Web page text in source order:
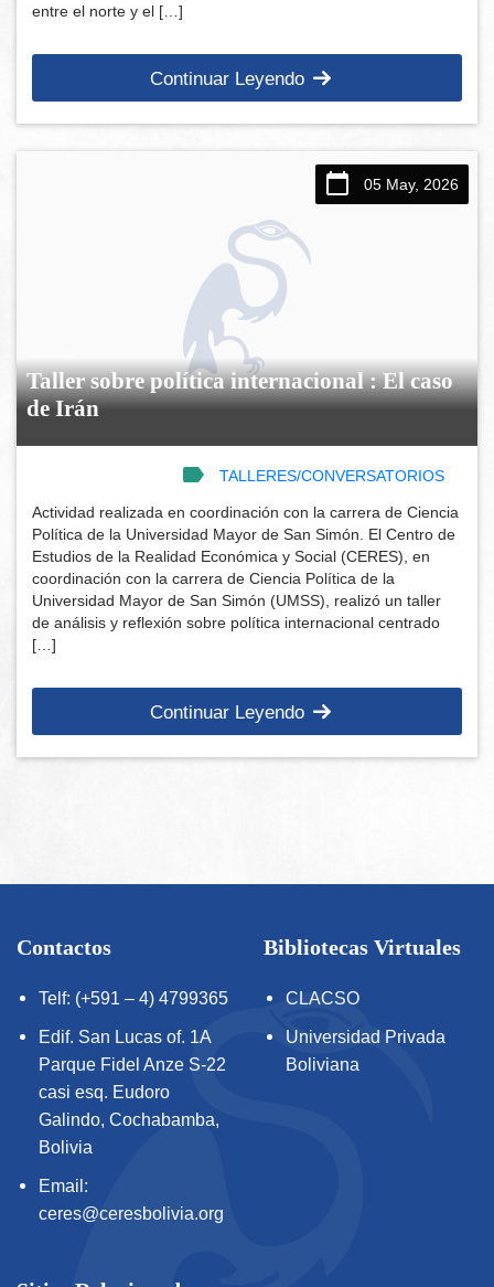
entre el norte y el […]
Continuar Leyendo
05 May, 2026
Taller sobre política internacional : El caso
de Irán
TALLERES/CONVERSATORIOS
Actividad realizada en coordinación con la carrera de Ciencia
Política de la Universidad Mayor de San Simón. El Centro de
Estudios de la Realidad Económica y Social (CERES), en
coordinación con la carrera de Ciencia Política de la
Universidad Mayor de San Simón (UMSS), realizó un taller
de análisis y reflexión sobre política internacional centrado
[…]
Continuar Leyendo
Contactos
Telf: (+591 – 4) 4799365
Edif. San Lucas of. 1A
Parque Fidel Anze S-22
casi esq. Eudoro
Galindo, Cochabamba,
Bolivia
Email:
ceres@ceresbolivia.org
Bibliotecas Virtuales
CLACSO
Universidad Privada
Boliviana